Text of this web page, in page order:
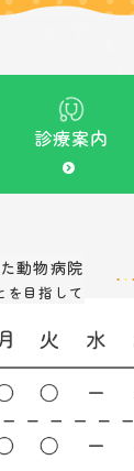
診療案内
動物病院
を目指して